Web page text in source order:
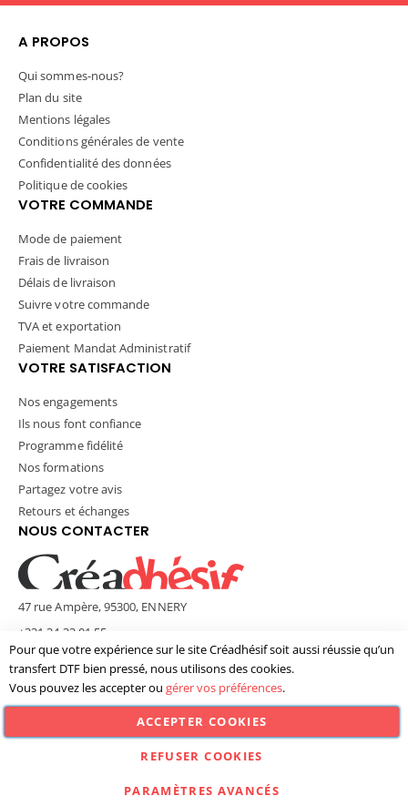
A PROPOS
Qui sommes-nous?
Plan du site
Mentions légales
Conditions générales de vente
Confidentialité des données
Politique de cookies
VOTRE COMMANDE
Mode de paiement
Frais de livraison
Délais de livraison
Suivre votre commande
TVA et exportation
Paiement Mandat Administratif
VOTRE SATISFACTION
Nos engagements
Ils nous font confiance
Programme fidélité
Nos formations
Partagez votre avis
Retours et échanges
NOUS CONTACTER
47 rue Ampère, 95300, ENNERY
+331 34 33 01 55
contact@creadhesif.com
Lun - Ven / 9h30 - 12h00 & 14h00 - 17h00
© Créadhésif 2025. Tous Droits Réservés.
Pour que votre expérience sur le site Créadhésif soit aussi réussie qu’un
transfert DTF bien pressé, nous utilisons des cookies.
Vous pouvez les accepter ou gérer vos préférences.
ACCEPTER COOKIES
PARAMÈTRES AVANCÉS
REFUSER COOKIES